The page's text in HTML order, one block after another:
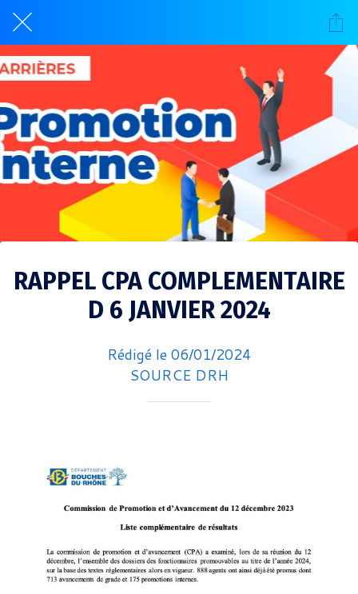
RAPPEL CPA COMPLEMENTAIRE
D 6 JANVIER 2024
Rédigé le 06/01/2024
SOURCE DRH